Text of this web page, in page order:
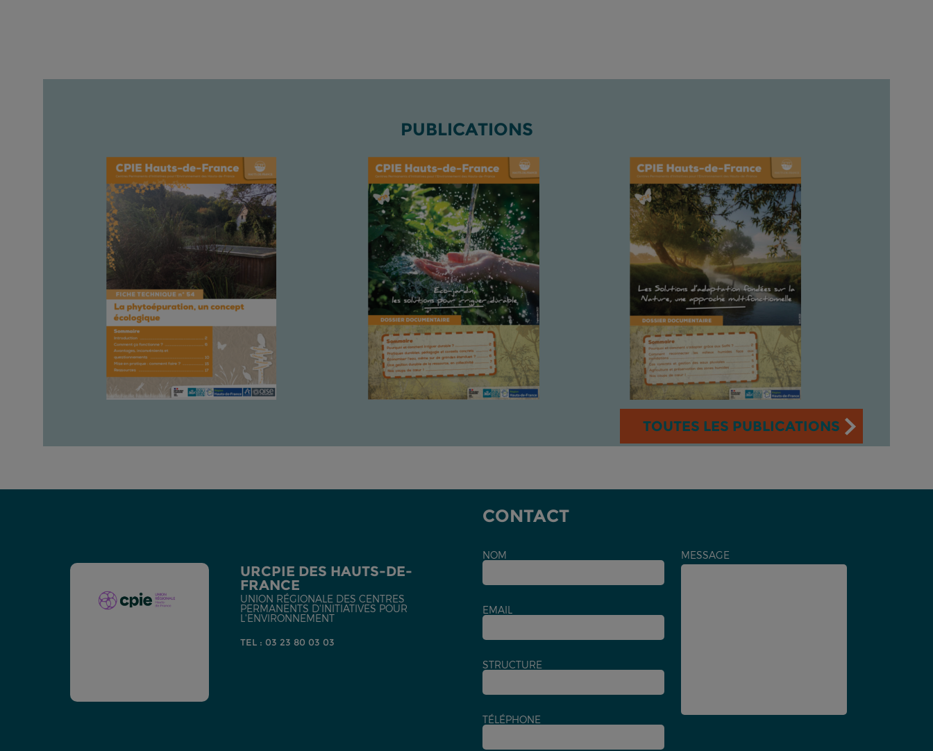
PUBLICATIONS
TOUTES LES PUBLICATIONS
URCPIE DES HAUTS-DE-
FRANCE
UNION RÉGIONALE DES CENTRES
PERMANENTS D'INITIATIVES POUR
L'ENVIRONNEMENT
TEL : 03 23 80 03 03
CONTACT
NOM
EMAIL
STRUCTURE
TÉLÉPHONE
MESSAGE